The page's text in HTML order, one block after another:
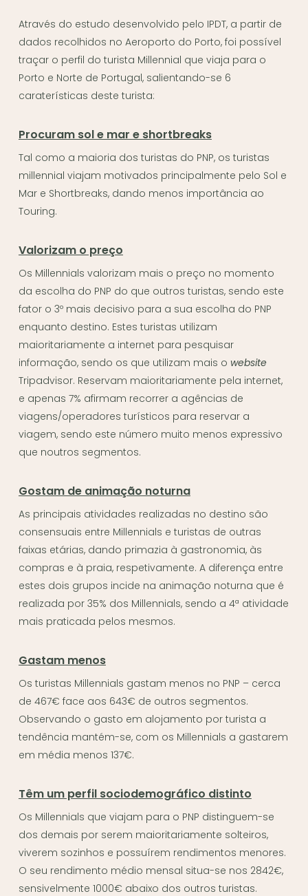
Através do estudo desenvolvido pelo IPDT, a partir de
dados recolhidos no Aeroporto do Porto, foi possível
traçar o perfil do turista Millennial que viaja para o
Porto e Norte de Portugal, salientando-se 6
caraterísticas deste turista:
Procuram sol e mar e shortbreaks
Tal como a maioria dos turistas do PNP, os turistas
millennial viajam motivados principalmente pelo Sol e
Mar e Shortbreaks, dando menos importância ao
Touring.
Valorizam o preço
Os Millennials valorizam mais o preço no momento
da escolha do PNP do que outros turistas, sendo este
fator o 3º mais decisivo para a sua escolha do PNP
enquanto destino. Estes turistas utilizam
maioritariamente a internet para pesquisar
informação, sendo os que utilizam mais o website
Tripadvisor. Reservam maioritariamente pela internet,
e apenas 7% afirmam recorrer a agências de
viagens/operadores turísticos para reservar a
viagem, sendo este número muito menos expressivo
que noutros segmentos.
Gostam de animação noturna
As principais atividades realizadas no destino são
consensuais entre Millennials e turistas de outras
faixas etárias, dando primazia à gastronomia, às
compras e à praia, respetivamente. A diferença entre
estes dois grupos incide na animação noturna que é
realizada por 35% dos Millennials, sendo a 4ª atividade
mais praticada pelos mesmos.
Gastam menos
Os turistas Millennials gastam menos no PNP – cerca
de 467€ face aos 643€ de outros segmentos.
Observando o gasto em alojamento por turista a
tendência mantém-se, com os Millennials a gastarem
em média menos 137€.
Têm um perfil sociodemográfico distinto
Os Millennials que viajam para o PNP distinguem-se
dos demais por serem maioritariamente solteiros,
viverem sozinhos e possuírem rendimentos menores.
O seu rendimento médio mensal situa-se nos 2842€,
sensivelmente 1000€ abaixo dos outros turistas.